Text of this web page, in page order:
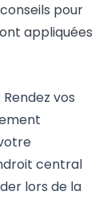
pour
appliquées
vos
central
lors de la